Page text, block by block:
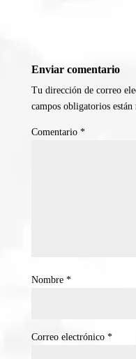
Enviar comentario
Tu dirección de correo
campos obligatorios están
Comentario *
Nombre *
Correo electrónico *